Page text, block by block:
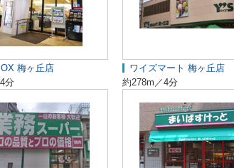
梅ヶ丘店
分
ワイズマート 梅ヶ丘店
約278m／4分